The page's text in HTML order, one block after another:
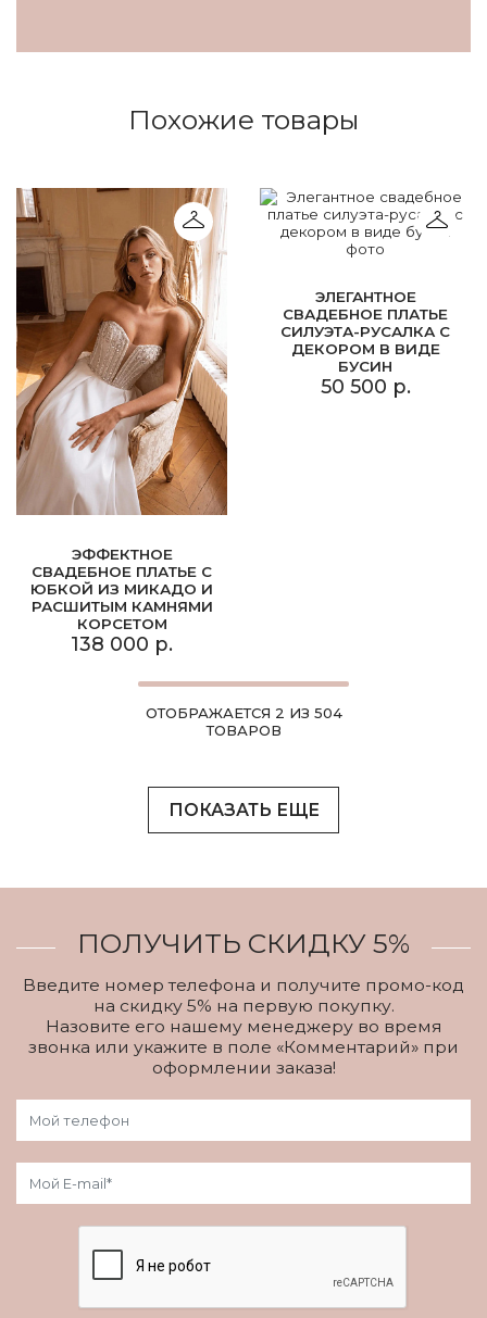
Похожие товары
ЭФФЕКТНОЕ
СВАДЕБНОЕ ПЛАТЬЕ С
ЮБКОЙ ИЗ МИКАДО И
РАСШИТЫМ КАМНЯМИ
КОРСЕТОМ
138 000 р.
ЭЛЕГАНТНОЕ
СВАДЕБНОЕ ПЛАТЬЕ
СИЛУЭТА-РУСАЛКА С
ДЕКОРОМ В ВИДЕ
БУСИН
50 500 р.
ОТОБРАЖАЕТСЯ 2 ИЗ 504
ТОВАРОВ
ПОКАЗАТЬ ЕЩЕ
ПОЛУЧИТЬ СКИДКУ 5%
Введите номер телефона и получите промо-код
на скидку 5% на первую покупку.
Назовите его нашему менеджеру во время
звонка или укажите в поле «Комментарий» при
оформлении заказа!